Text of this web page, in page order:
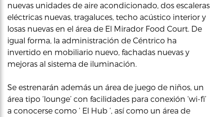
nuevas unidades de aire acondicionado, dos escaleras
eléctricas nuevas, tragaluces, techo acústico interior y
losas nuevas en el área de El Mirador Food Court. De
igual forma, la administración de Céntrico ha
invertido en mobiliario nuevo, fachadas nuevas y
mejoras al sistema de iluminación.
Se estrenarán además un área de juego de niños, un
área tipo ‘lounge’ con facilidades para conexión ‘wi-fi’
a conocerse como ‘ El Hub ‘, así como un área de